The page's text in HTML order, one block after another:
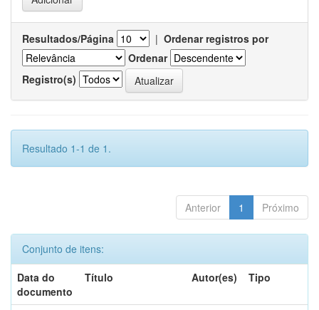
Resultados/Página | Ordenar registros por
Ordenar
Registro(s)
Resultado 1-1 de 1.
Anterior 1 Próximo
Conjunto de itens:
Data do
documento
Título Autor(es) Tipo